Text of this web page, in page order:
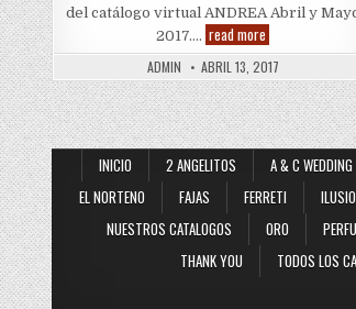
del catálogo virtual ANDREA Abril y
2017…. read more
Vender
Andrea
ADMIN ABRIL 13, 2017
INICIO 2 ANGELITOS A & C WEDDING
EL NORTENO
FAJAS FERRETI
NUESTROS CATALOGOS
ORO
THANK YOU
TODOS LOS